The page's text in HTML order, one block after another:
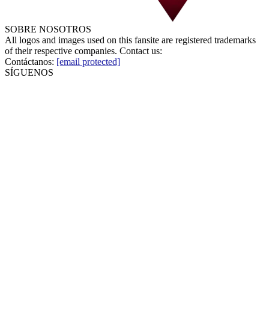
SOBRE NOSOTROS
All logos and images used on this fansite are registered trademarks
of their respective companies. Contact us:
Contáctanos: [email protected]
SÍGUENOS